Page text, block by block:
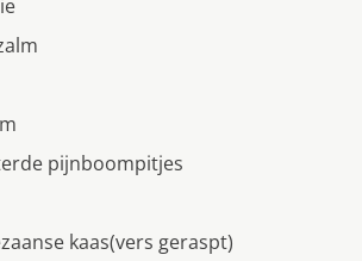
pijnboompitjes
kaas(vers geraspt)